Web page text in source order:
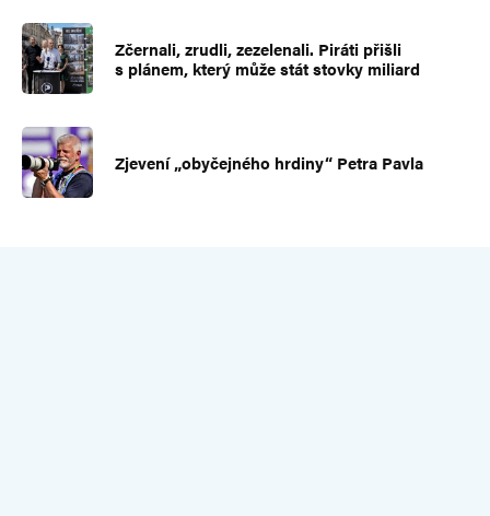
Zčernali, zrudli, zezelenali. Piráti přišli
s plánem, který může stát stovky miliard
Zjevení „obyčejného hrdiny“ Petra Pavla